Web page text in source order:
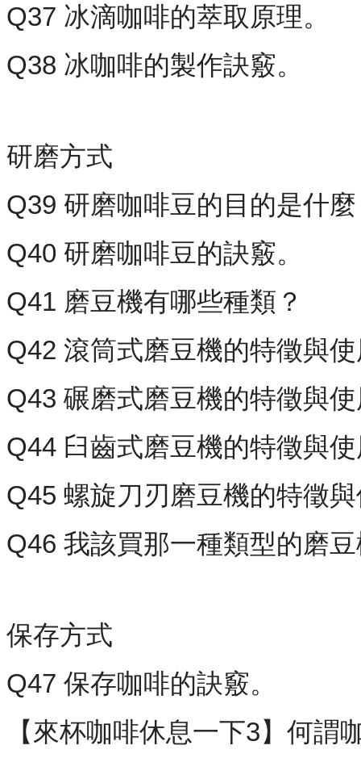
Q37 冰滴咖啡的萃取原理。
Q38 冰咖啡的製作訣竅。
研磨方式
Q39 研磨咖啡豆的目的是什
Q40 研磨咖啡豆的訣竅。
Q41 磨豆機有哪些種類？
Q42 滾筒式磨豆機的特徵與
Q43 碾磨式磨豆機的特徵與
Q44 臼齒式磨豆機的特徵與
Q45 螺旋刀刃磨豆機的特徵
Q46 我該買那一種類型的磨
保存方式
Q47 保存咖啡的訣竅。
【來杯咖啡休息一下3】何謂